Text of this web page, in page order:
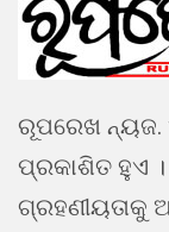
ରୂପରେଖ ନ୍ୟଜ.
ପ୍ରକାଶିତ ହୁଏ
ଗ୍ରହଣୀୟତାକୁ